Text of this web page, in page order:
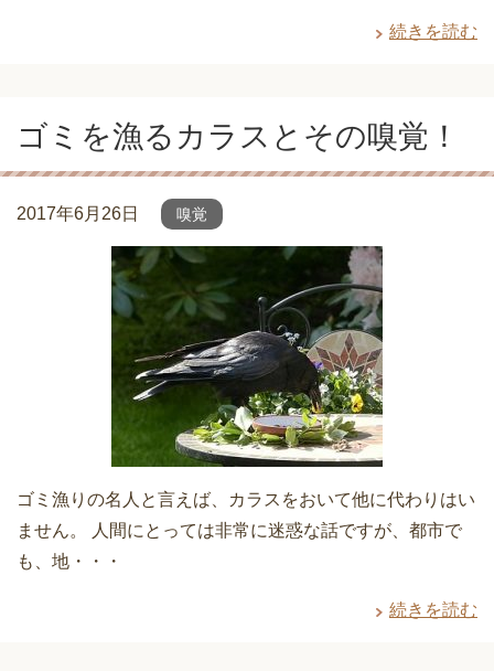
続きを読む
ゴミを漁るカラスとその嗅覚！
2017年6月26日 嗅覚
ゴミ漁りの名人と言えば、カラスをおいて他に代わりはい
ません。 人間にとっては非常に迷惑な話ですが、都市で
も、地・・・
続きを読む